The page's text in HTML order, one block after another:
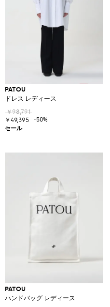
PATOU
ドレス レディース
￥98,791
￥49,395
-50%
PATOU
ハンドバッグ レディース